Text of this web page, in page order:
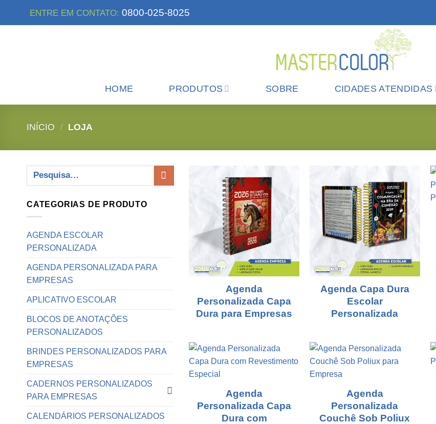
ENTRE EM CONTATO: 0800-025-8025
HOME PRODUTOS SOBRE CIDADES ATENDIDAS
INÍCIO / LOJA
Pesquisar
CATEGORIAS DE PRODUTO
AGENDA ESCOLAR
PERSONALIZADA
AGENDA PERSONALIZADA PARA
EMPRESAS
APLICATIVO ESCOLAR
BLOCOS DE ANOTAÇÕES
PERSONALIZADOS
BRINDES PERSONALIZADOS PARA
EMPRESAS
CADERNOS PERSONALIZADOS
PARA EMPRESAS
CALENDÁRIOS PERSONALIZADOS
Agenda
Personalizada Capa
Dura para Empresas
Agenda Capa Dura
Escolar
Personalizada
Agenda
Personalizada Capa
Dura com
Agenda
Personalizada
Couchê Sob Poliux